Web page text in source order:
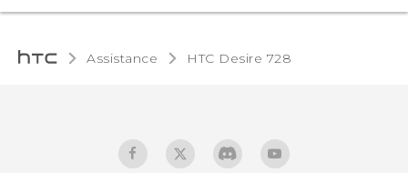
Assistance HTC Desire 728‎